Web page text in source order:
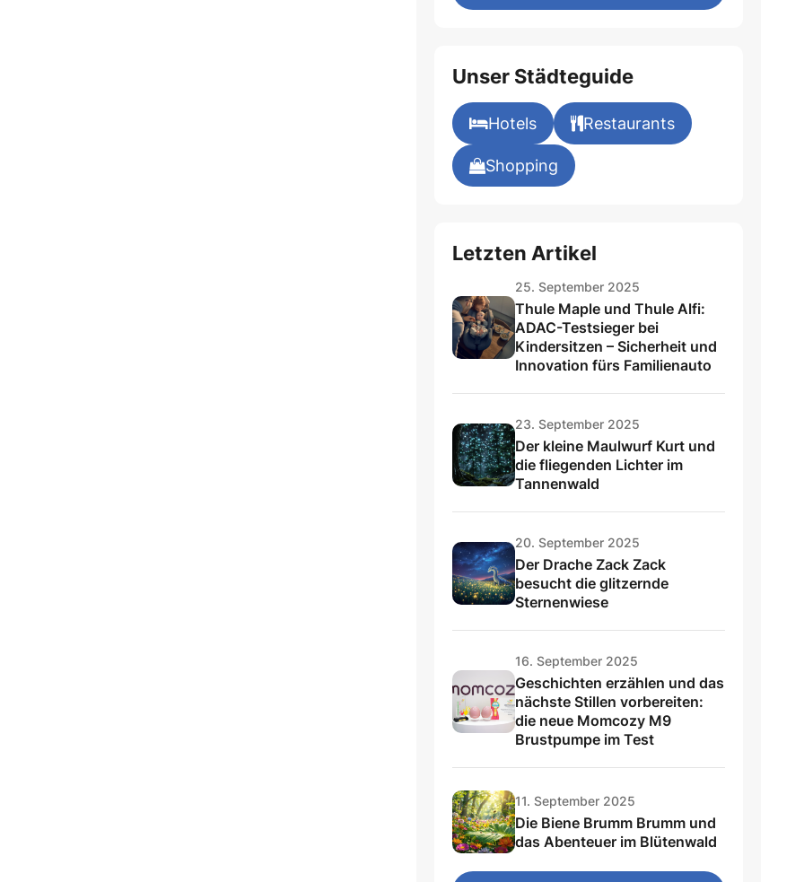
Unser Städteguide
Hotels Restaurants
Shopping
Letzten Artikel
25. September 2025
Thule Maple und Thule Alfi:
ADAC-Testsieger bei
Kindersitzen – Sicherheit und
Innovation fürs Familienauto
23. September 2025
Der kleine Maulwurf Kurt und
die fliegenden Lichter im
Tannenwald
20. September 2025
Der Drache Zack Zack
besucht die glitzernde
Sternenwiese
16. September 2025
Geschichten erzählen und das
nächste Stillen vorbereiten:
die neue Momcozy M9
Brustpumpe im Test
11. September 2025
Die Biene Brumm Brumm und
das Abenteuer im Blütenwald